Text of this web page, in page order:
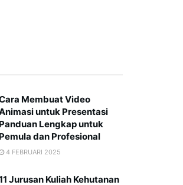
Membuat Video
untuk Presentasi
Panduan Lengkap untuk
Pemula dan Profesional
4 FEBRUARI 2025
Jurusan Kuliah Kehutanan